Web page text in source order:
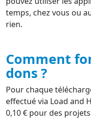
temps, chez vous ou
rien.
Comment
dons ?
Pour chaque
effectué via Load and
0,10 € pour des